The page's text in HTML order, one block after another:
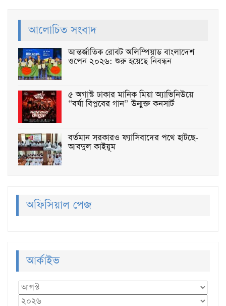
আলোচিত সংবাদ
আন্তর্জাতিক রোবট অলিম্পিয়াড বাংলাদেশ
ওপেন ২০২৬: শুরু হয়েছে নিবন্ধন
৫ অগাস্ট ঢাকার মানিক মিয়া অ্যাভিনিউয়ে
“বর্ষা বিপ্লবের গান” উন্মুক্ত কনসার্ট
বর্তমান সরকারও ফ্যাসিবাদের পথে হাটছে-
আবদুল কাইয়ূম
অফিসিয়াল পেজ
আর্কাইভ